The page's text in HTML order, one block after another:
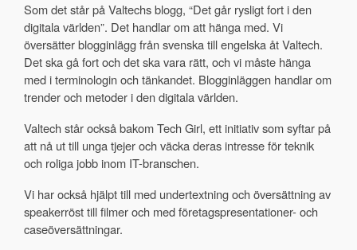
Som det står på Valtechs blogg, “Det går rysligt fort i den
digitala världen”. Det handlar om att hänga med. Vi
översätter blogginlägg från svenska till engelska åt Valtech.
Det ska gå fort och det ska vara rätt, och vi måste hänga
med i terminologin och tänkandet. Blogginläggen handlar om
trender och metoder i den digitala världen.
Valtech står också bakom Tech Girl, ett initiativ som syftar på
att nå ut till unga tjejer och väcka deras intresse för teknik
och roliga jobb inom IT-branschen.
Vi har också hjälpt till med undertextning och översättning av
speakerröst till filmer och med företagspresentationer- och
caseöversättningar.